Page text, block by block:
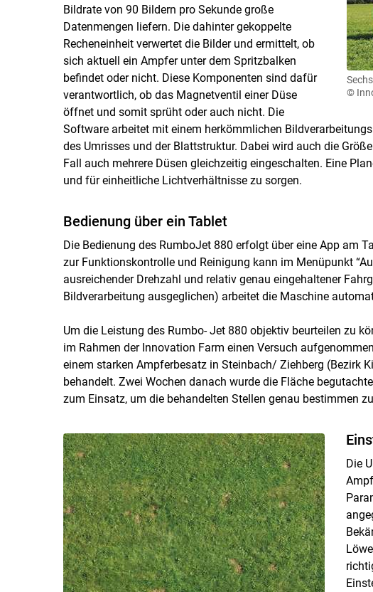
©
Bildrate von 90 Bildern pro Sekunde große
Datenmengen liefern. Die dahinter gekoppelte
Recheneinheit verwertet die Bilder und ermittelt, ob
sich aktuell ein Ampfer unter dem Spritzbalken
befindet oder nicht. Diese Komponenten sind dafür
verantwortlich, ob das Magnetventil einer Düse
öffnet und somit sprüht oder auch nicht. Die
Software arbeitet mit einem herkömmlichen
des Umrisses und der Blattstruktur. Dabei wird auch die
Fall auch mehrere Düsen gleichzeitig eingeschalten. Eine
und für einheitliche Lichtverhältnisse zu sorgen.
Bedienung über ein Tablet
Die Bedienung des RumboJet 880 erfolgt über eine App am
zur Funktionskontrolle und Reinigung kann im Menüpunkt
ausreichender Drehzahl und relativ genau eingehaltener
Bildverarbeitung ausgeglichen) arbeitet die Maschine
Um die Leistung des Rumbo- Jet 880 objektiv beurteilen zu
im Rahmen der Innovation Farm einen Versuch
einem starken Ampferbesatz in Steinbach/ Ziehberg (Bezirk
behandelt. Zwei Wochen danach wurde die Fläche
zum Einsatz, um die behandelten Stellen genau bestimmen
Die